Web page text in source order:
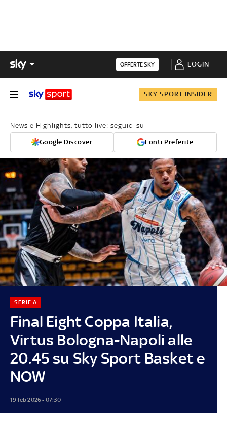
OFFERTE SKY LOGIN
SKY SPORT INSIDER
News e Highlights, tutto live: seguici su
Google Discover Fonti Preferite
Final Eight Coppa Italia,
Virtus Bologna-Napoli alle
20.45 su Sky Sport Basket e
NOW
SERIE A
19 feb 2026 - 07:30